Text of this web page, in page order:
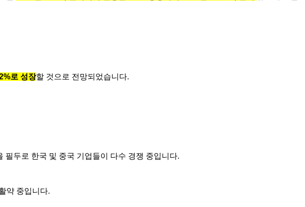
로 성장할 것으로 전망되었습니다.
필두로 한국 및 중국 기업들이 다수 경쟁 중입니다.
약 중입니다.